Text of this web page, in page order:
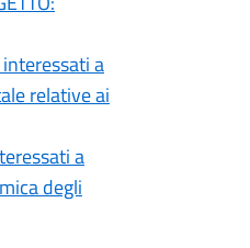
a
relative ai
a
degli